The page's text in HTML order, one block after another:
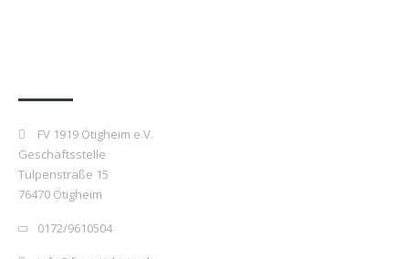
FV 1919 Ötigheim e.V.
Geschäftsstelle
Tulpenstraße 15
76470 Ötigheim
0172/9610504